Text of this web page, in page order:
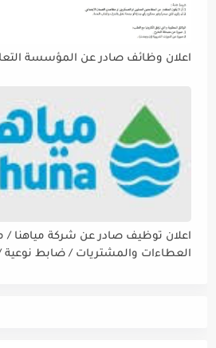
اعلان وظائف صادر عن المؤسسة التعاونية
اعلان توظيف صادر عن شركة مياهنا /
العطاءات والمشتريات / ضابط نوعية